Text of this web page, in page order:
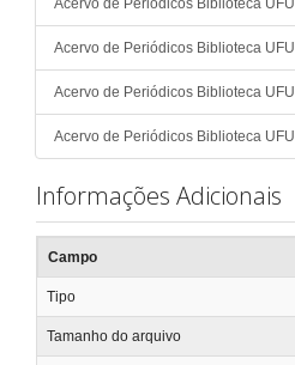
Acervo de Periódicos Biblioteca
Acervo de Periódicos Biblioteca
Acervo de Periódicos Biblioteca
Acervo de Periódicos Biblioteca
Informações Adicionais
Campo
Tipo
Tamanho do arquivo